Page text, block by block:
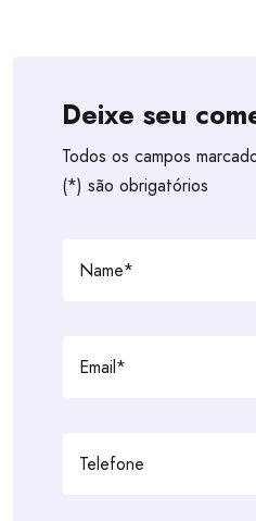
Deixe seu
Todos os campos
(*) são obrigatórios